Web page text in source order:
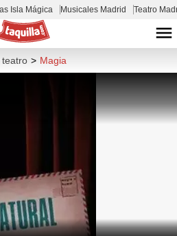
Isla Mágica Musicales Madrid Teatro
teatro > Magia